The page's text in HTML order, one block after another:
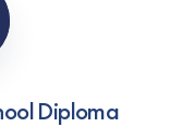
Diploma